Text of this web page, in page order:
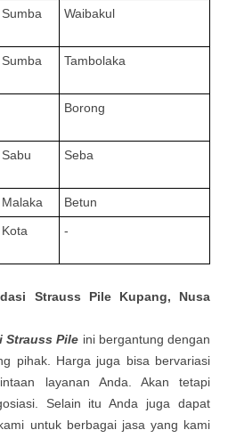
Sumba
Waibakul
Sumba
Tambolaka
Borong
Sabu
Seba
Malaka
Betun
Kota
-
Strauss PileKupang, Nusa
Strauss Pile ini bergantung dengan
pihak. Harga juga bisa bervariasi
layanan Anda. Akan tetapi
Selain itu Anda juga dapat
untuk berbagai jasa yang kami